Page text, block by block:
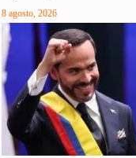
8 agosto, 2026